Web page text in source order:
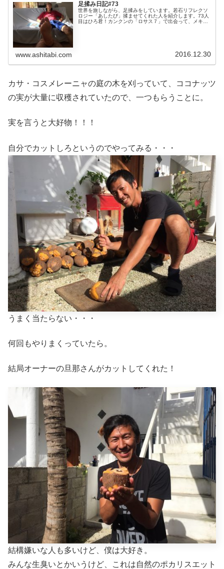
足揉み日記#73
世界を旅しながら、足揉みをしています。若石リフレクソ
ロジー「あしたび」揉ませてくれた人を紹介します。73人
目はひろ君！カンクンの「ロサス７」で出会って、メキシ
www.ashitabi.com 2016.12.30
カサ・コスメレーニャの庭の木を刈っていて、ココナッツ
の実が大量に収穫されていたので、一つもらうことに。
実を言うと大好物！！！
自分でカットしろというのでやってみる・・・
うまく当たらない・・・
何回もやりまくっていたら。
結局オーナーの旦那さんがカットしてくれた！
結構嫌いな人も多いけど、僕は大好き。
みんな生臭いとかいうけど、これは自然のポカリスエット